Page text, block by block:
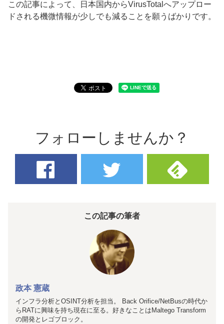
この記事によって、日本国内からVirusTotalへアップロー
ドされる機微情報が少しでも減ることを願うばかりです。
フォローしませんか？
この記事の筆者
政本 憲蔵
インフラ分析とOSINT分析を担当。 Back Orifice/NetBusの時代か
らRATに興味を持ち現在に至る。好きなことはMaltego Transform
の開発とレゴブロック。